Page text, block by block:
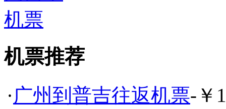
机票推荐
·广州到普吉往返机票-￥